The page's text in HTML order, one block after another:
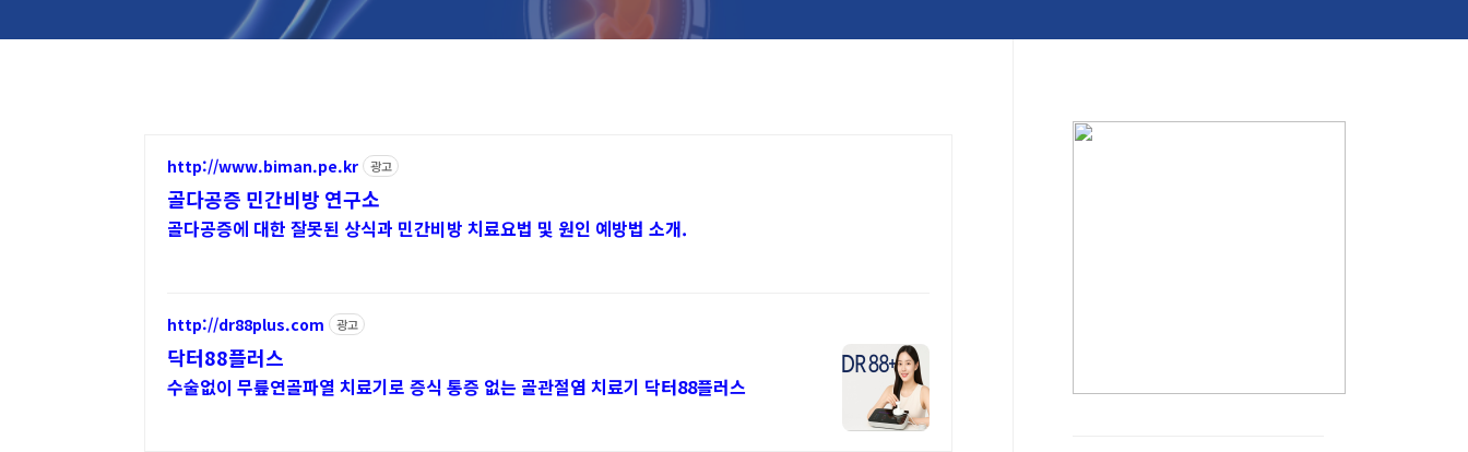
http://www.biman.pe.kr 광고
골다공증 민간비방 연구소
골다공증에 대한 잘못된 상식과 민간비방 치료요법 및 원인 예방법 소개.
http://dr88plus.com 광고
닥터88플러스
수술없이 무릎연골파열 치료기로 증식 통증 없는 골관절염 치료기 닥터88플러스